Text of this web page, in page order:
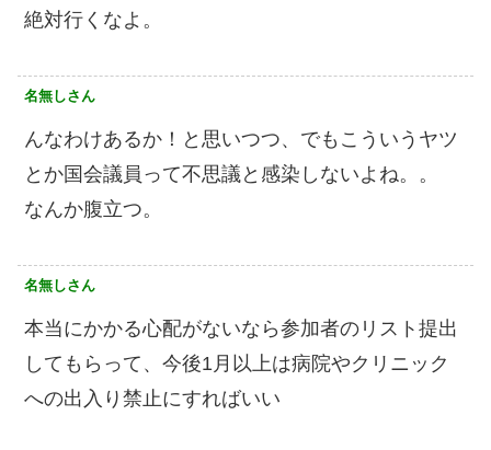
絶対行くなよ。
名無しさん
んなわけあるか！と思いつつ、でもこういうヤツ
とか国会議員って不思議と感染しないよね。。
なんか腹立つ。
名無しさん
本当にかかる心配がないなら参加者のリスト提出
してもらって、今後1月以上は病院やクリニック
への出入り禁止にすればいい